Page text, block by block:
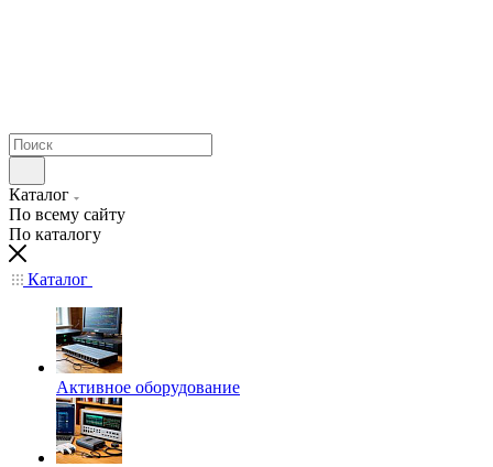
Каталог
По всему сайту
По каталогу
Каталог
Активное оборудование